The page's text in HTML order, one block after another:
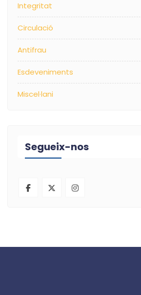
Integritat
Circulació
Antifrau
Esdeveniments
Miscel·lani
Segueix-nos